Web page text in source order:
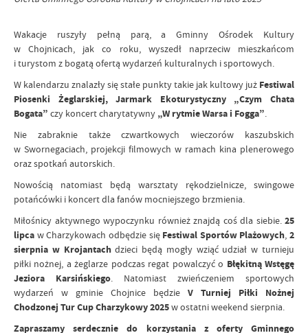
Wakacje ruszyły pełną parą, a Gminny Ośrodek Kultury
w Chojnicach, jak co roku, wyszedł naprzeciw mieszkańcom
i turystom z bogatą ofertą wydarzeń kulturalnych i sportowych.
W kalendarzu znalazły się stałe punkty takie jak kultowy już Festiwal
Piosenki Żeglarskiej, Jarmark Ekoturystyczny „Czym Chata
Bogata” czy koncert charytatywny „W rytmie Warsa i Fogga”.
Nie zabraknie także czwartkowych wieczorów kaszubskich
w Swornegaciach, projekcji filmowych w ramach kina plenerowego
oraz spotkań autorskich.
Nowością natomiast będą warsztaty rękodzielnicze, swingowe
potańcówki i koncert dla fanów mocniejszego brzmienia.
Miłośnicy aktywnego wypoczynku również znajdą coś dla siebie. 25
lipca w Charzykowach odbędzie się Festiwal Sportów Plażowych, 2
sierpnia w Krojantachdzieci będą mogły wziąć udział w turnieju
piłki nożnej, a żeglarze podczas regat powalczyć o Błękitną Wstęgę
Jeziora Karsińskiego. Natomiast zwieńczeniem sportowych
wydarzeń w gminie Chojnice będzie V Turniej Piłki Nożnej
Chodzonej Tur Cup Charzykowy 2025w ostatni weekend sierpnia.
Zapraszamy serdecznie do korzystania z oferty Gminnego